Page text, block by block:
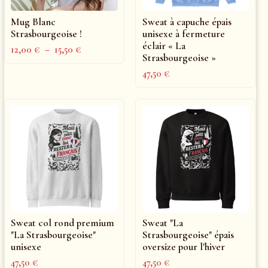
Mug Blanc
Strasbourgeoise !
12,00€ – 15,50€
Sweat à capuche épais
unisexe à fermeture
éclair « La
Strasbourgeoise »
47,50€
Sweat col rond premium
"La Strasbourgeoise"
unisexe
47,50€
Sweat "La
Strasbourgeoise" épais
oversize pour l'hiver
47,50€